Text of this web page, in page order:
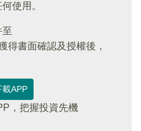
使用。
至
獲得書面確認及授權後，
載APP
，把握投資先機